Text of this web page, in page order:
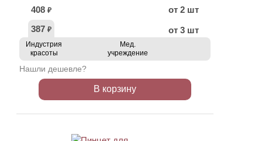
408 ₽
от 2 шт
387 ₽ от 3 шт
Индустрия
красоты
Мед.
учреждение
Нашли дешевле?
В корзину